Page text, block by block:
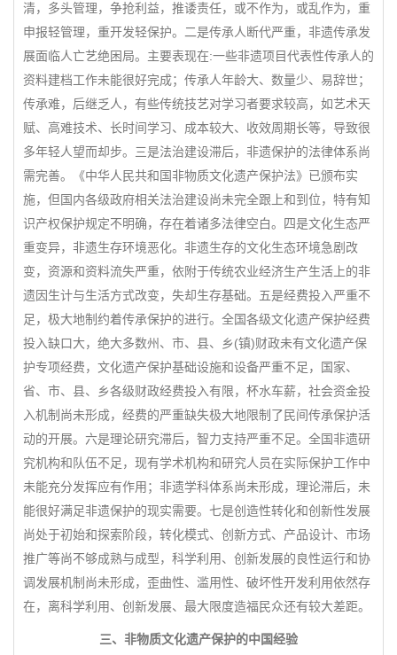
清，多头管理，争抢利益，推诿责任，或不作为，或乱作为，重
申报轻管理，重开发轻保护。二是传承人断代严重，非遗传承发
展面临人亡艺绝困局。主要表现在:一些非遗项目代表性传承人的
资料建档工作未能很好完成；传承人年龄大、数量少、易辞世；
传承难，后继乏人，有些传统技艺对学习者要求较高，如艺术天
赋、高难技术、长时间学习、成本较大、收效周期长等，导致很
多年轻人望而却步。三是法治建设滞后，非遗保护的法律体系尚
需完善。《中华人民共和国非物质文化遗产保护法》已颁布实
施，但国内各级政府相关法治建设尚未完全跟上和到位，特有知
识产权保护规定不明确，存在着诸多法律空白。四是文化生态严
重变异，非遗生存环境恶化。非遗生存的文化生态环境急剧改
变，资源和资料流失严重，依附于传统农业经济生产生活上的非
遗因生计与生活方式改变，失却生存基础。五是经费投入严重不
足，极大地制约着传承保护的进行。全国各级文化遗产保护经费
投入缺口大，绝大多数州、市、县、乡(镇)财政未有文化遗产保
护专项经费，文化遗产保护基础设施和设备严重不足，国家、
省、市、县、乡各级财政经费投入有限，杯水车薪，社会资金投
入机制尚未形成，经费的严重缺失极大地限制了民间传承保护活
动的开展。六是理论研究滞后，智力支持严重不足。全国非遗研
究机构和队伍不足，现有学术机构和研究人员在实际保护工作中
未能充分发挥应有作用；非遗学科体系尚未形成，理论滞后，未
能很好满足非遗保护的现实需要。七是创造性转化和创新性发展
尚处于初始和探索阶段，转化模式、创新方式、产品设计、市场
推广等尚不够成熟与成型，科学利用、创新发展的良性运行和协
调发展机制尚未形成，歪曲性、滥用性、破坏性开发利用依然存
在，离科学利用、创新发展、最大限度造福民众还有较大差距。
三、非物质文化遗产保护的中国经验